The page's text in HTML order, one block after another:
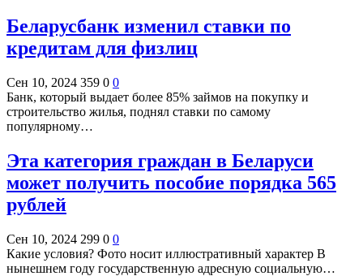
Беларусбанк изменил ставки по
кредитам для физлиц
Сен 10, 2024 359 0 0
Банк, который выдает более 85% займов на покупку и
строительство жилья, поднял ставки по самому
популярному…
Эта категория граждан в Беларуси
может получить пособие порядка 565
рублей
Сен 10, 2024 299 0 0
Какие условия? Фото носит иллюстративный характер В
нынешнем году государственную адресную социальную…